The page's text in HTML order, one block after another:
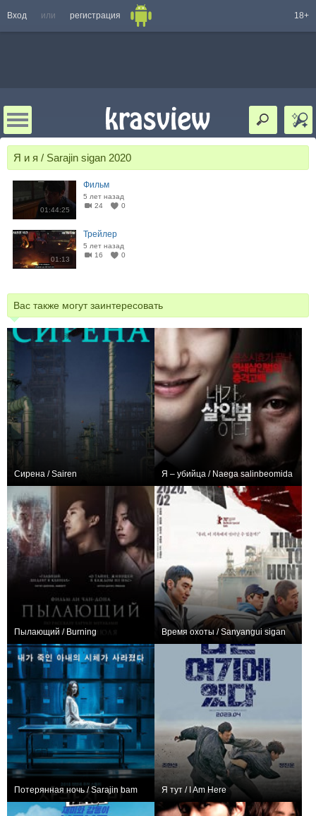
Вход или регистрация 18+
Я и я / Sarajin sigan 2020
01:44:25
Фильм
5 лет назад
24
0
01:13
Трейлер
5 лет назад
16
0
Вас также могут заинтересовать
Сирена / Sairen Я – убийца / Naega salinbeomida
Пылающий / Burning Время охоты / Sanyangui sigan
Потерянная ночь / Sarajin bam Я тут / I Am Here